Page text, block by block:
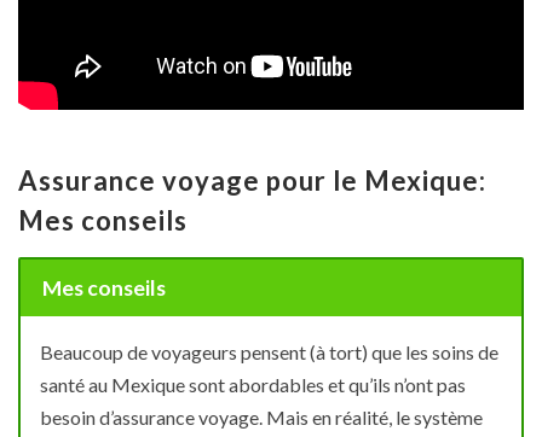
Assurance voyage pour le Mexique:
Mes conseils
Mes conseils
Beaucoup de voyageurs pensent (à tort) que les soins de
santé au Mexique sont abordables et qu’ils n’ont pas
besoin d’assurance voyage. Mais en réalité, le système